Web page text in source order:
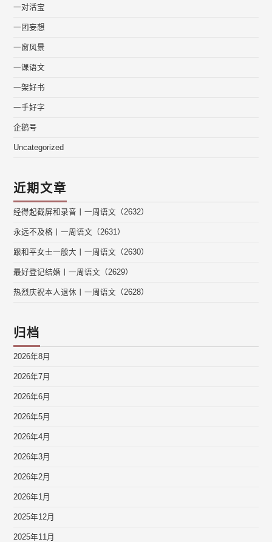
一对活宝
一团妄想
一窗风景
一课语文
一架好书
一手好字
企鹅号
Uncategorized
近期文章
经得起截屏和录音丨一周语文（2632）
永远不及格丨一周语文（2631）
跟和平女士一般大丨一周语文（2630）
最好登记结婚丨一周语文（2629）
热烈庆祝本人退休丨一周语文（2628）
归档
2026年8月
2026年7月
2026年6月
2026年5月
2026年4月
2026年3月
2026年2月
2026年1月
2025年12月
2025年11月